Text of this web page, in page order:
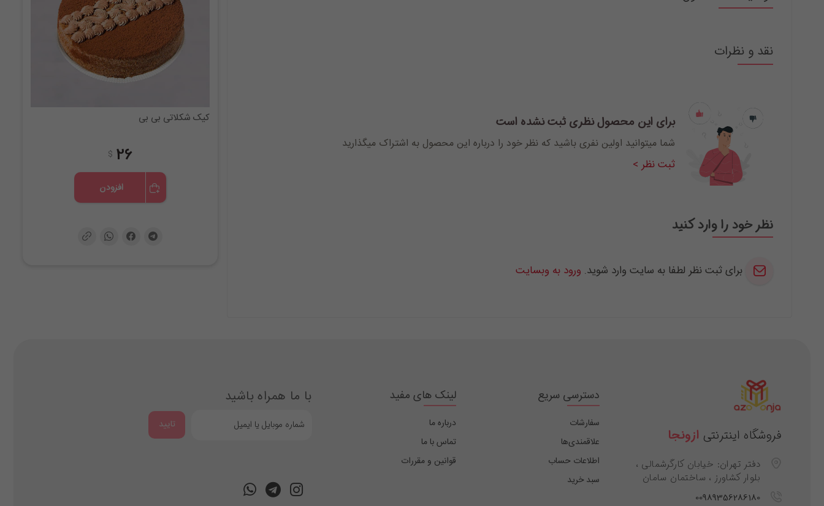
نقد و نظرات
برای این محصول نظری ثبت نشده است
شما میتوانید اولین نفری باشید که نظر خود را درباره این محصول به اشتراک میگذارید
ثبت نظر >
نظر خود را وارد کنید
برای ثبت نظر لطفا به سایت وارد شوید. ورود به وبسایت
کیک شکلاتی بی بی
26
$
افزودن
فروشگاه اینترنتی ازونجا
دفتر تهران: خیابان کارگرشمالی ،
بلوار کشاورز ، ساختمان سامان
00989356286180
دسترسی سریع
سفارشات
علاقمندی‌ها
اطلاعات حساب
سبد خرید
لینک های مفید
درباره ما
تماس با ما
قوانین و مقررات
با ما همراه باشید
تایید